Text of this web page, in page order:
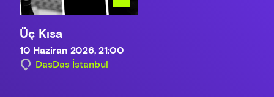
Üç Kısa
10 Haziran 2026, 21:00
DasDas İstanbul